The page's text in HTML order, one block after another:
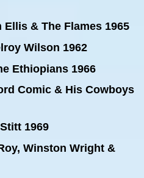
& The Flames 1965
Wilson 1962
Ethiopians 1966
Comic & His Cowboys
1969
Winston Wright &